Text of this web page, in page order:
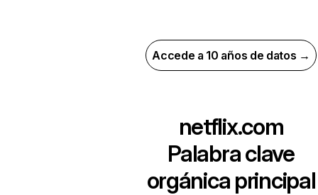
Accede a 10 años de datos →
netflix.com
Palabra clave
orgánica principal